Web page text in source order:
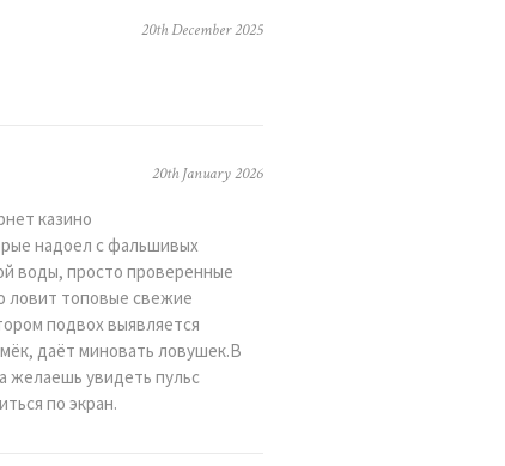
20th December 2025
20th January 2026
казино
надоел с фальшивых
воды, просто проверенные
ловит топовые свежие
подвох выявляется
даёт миновать ловушек.В
желаешь увидеть пульс
по экран.